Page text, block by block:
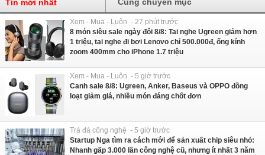
Tin mới nhất
Xem - Mua - Luôn - 27 phút trước
8 món siêu sale ngày đôi 8/8: Tai nghe Ugreen giảm hơn
1 triệu, tai nghe đi bơi Lenovo chỉ 500.000đ, ống kính
zoom 400mm cho iPhone 1.7 triệu
Xem - Mua - Luôn - 5 giờ trước
Canh sale 8/8: Ugreen, Anker, Baseus và OPPO đồng
loạt giảm giá, nhiều món đáng chốt đơn
Trà đá công nghệ - 5 giờ trước
Startup Nga tìm ra cách mới để sản xuất chip siêu nhỏ:
Nhanh gấp 3.000 lần công nghệ cũ, nhưng ít nhất 3 năm